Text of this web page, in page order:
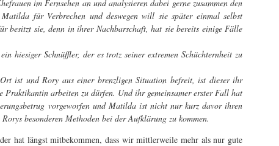
im Fernsehen an und analysieren dabei gerne zusammen den
für Verbrechen und deswegen will sie später einmal selbst
besitzt sie, denn in ihrer Nachbarschaft, hat sie bereits einige Fälle
hiesiger Schnüffler, der es trotz seiner extremen Schüchternheit zu
ist und Rory aus einer brenzligen Situation befreit, ist dieser ihr
arbeiten zu dürfen. Und ihr gemeinsamer erster Fall hat
vorgeworfen und Matilda ist nicht nur kurz davor ihren
besonderen Methoden bei der Aufklärung zu kommen.
hat längst mitbekommen, dass wir mittlerweile mehr als nur gute